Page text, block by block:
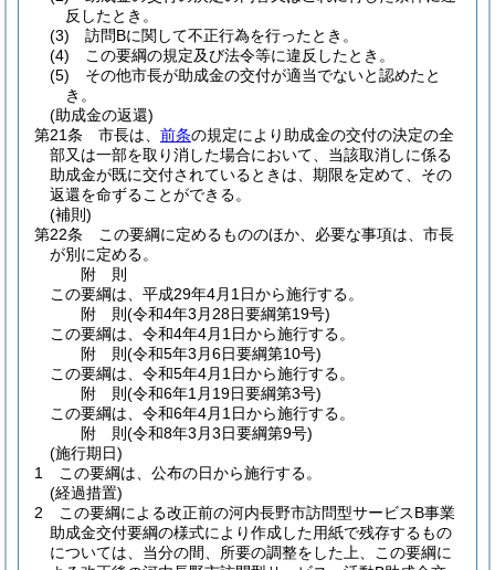
反したとき。
(3)
訪問Bに関して不正行為を行ったとき。
(4)
この要綱の規定及び法令等に違反したとき。
(5)
その他市長が助成金の交付が適当でないと認めたと
き。
(助成金の返還)
第21条
市長は、 前条の規定により助成金の交付の決定の全
部又は一部を取り消した場合において、当該取消しに係る
助成金が既に交付されているときは、期限を定めて、その
返還を命ずることができる。
(補則)
第22条
この要綱に定めるもののほか、必要な事項は、市長
が別に定める。
附 則
この要綱は、平成29年4月1日から施行する。
附 則(令和4年3月28日要綱第19号)
この要綱は、令和4年4月1日から施行する。
附 則(令和5年3月6日要綱第10号)
この要綱は、令和5年4月1日から施行する。
附 則(令和6年1月19日要綱第3号)
この要綱は、令和6年4月1日から施行する。
附 則(令和8年3月3日要綱第9号)
(施行期日)
1
この要綱は、公布の日から施行する。
(経過措置)
2
この要綱による改正前の河内長野市訪問型サービスB事業
助成金交付要綱の様式により作成した用紙で残存するもの
については、当分の間、所要の調整をした上、この要綱に